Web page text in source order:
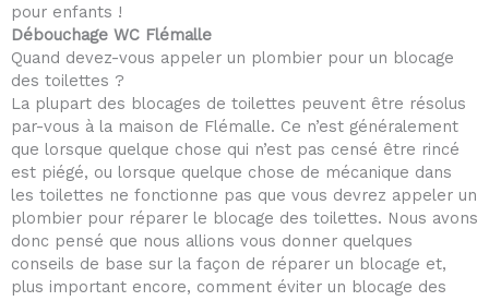
pour enfants !
Débouchage WC Flémalle
Quand devez-vous appeler un plombier pour un blocage
des toilettes ?
La plupart des blocages de toilettes peuvent être résolus
par-vous à la maison de Flémalle. Ce n’est généralement
que lorsque quelque chose qui n’est pas censé être rincé
est piégé, ou lorsque quelque chose de mécanique dans
les toilettes ne fonctionne pas que vous devrez appeler un
plombier pour réparer le blocage des toilettes. Nous avons
donc pensé que nous allions vous donner quelques
conseils de base sur la façon de réparer un blocage et,
plus important encore, comment éviter un blocage des